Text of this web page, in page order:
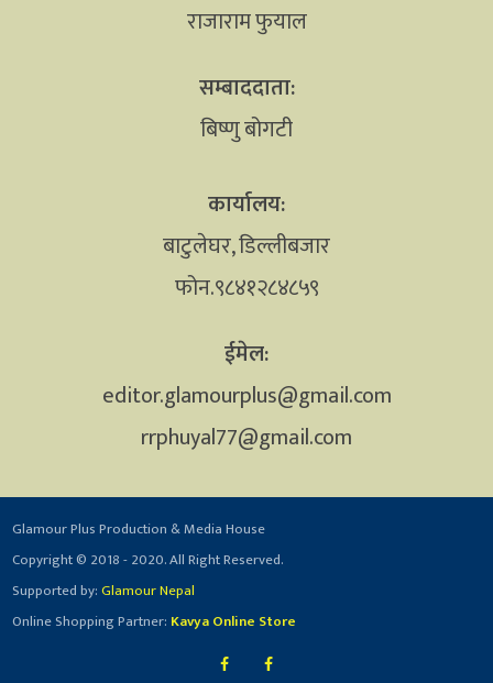
राजाराम फुयाल
सम्बाददाता:
बिष्णु बोगटी
कार्यालय:
बाटुलेघर, डिल्लीबजार
फोन.९८४१२८४८५९
ईमेल:
editor.glamourplus@gmail.com
rrphuyal77@gmail.com
Glamour Plus Production & Media House
Copyright © 2018 - 2020. All Right Reserved.
Supported by:Glamour Nepal
Online Shopping Partner: Kavya Online Store